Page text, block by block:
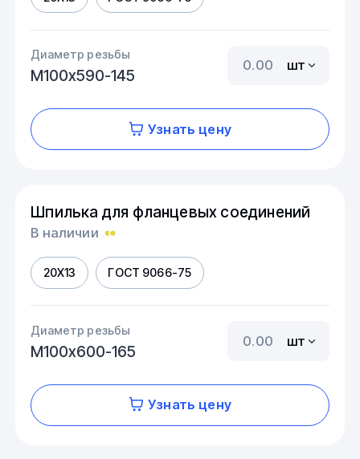
Диаметр резьбы
М100х590-145
шт
Узнать цену
Шпилька для фланцевых соединений
В наличии
20Х13 ГОСТ 9066-75
Диаметр резьбы
М100х600-165
шт
Узнать цену